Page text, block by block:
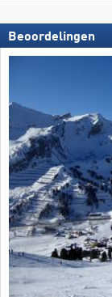
Beoordelingen